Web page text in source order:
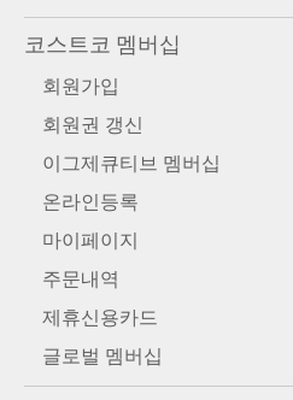
코스트코 멤버십
회원가입
회원권 갱신
이그제큐티브 멤버십
온라인등록
마이페이지
주문내역
제휴신용카드
글로벌 멤버십